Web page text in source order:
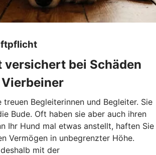
versichert bei Schäden
treuen Begleiterinnen und Begleiter. Sie
Bude. Oft haben sie aber auch ihren
Ihr Hund mal etwas anstellt, haften Sie
Vermögen in unbegrenzter Höhe.
mit der